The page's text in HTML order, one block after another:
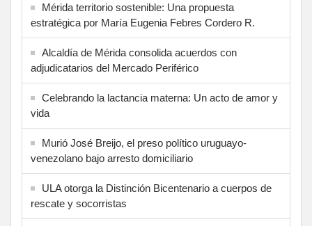
Mérida territorio sostenible: Una propuesta
estratégica por María Eugenia Febres Cordero R.
Alcaldía de Mérida consolida acuerdos con
adjudicatarios del Mercado Periférico
Celebrando la lactancia materna: Un acto de amor y
vida
Murió José Breijo, el preso político uruguayo-
venezolano bajo arresto domiciliario
ULA otorga la Distinción Bicentenario a cuerpos de
rescate y socorristas